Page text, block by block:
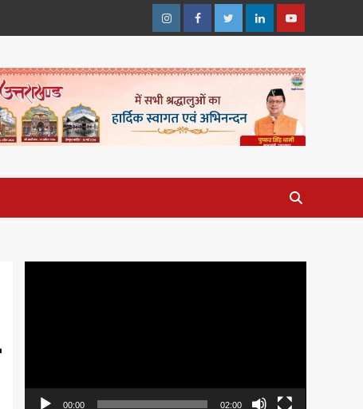
InstagramFacebookTwitterLinkedinYoutube
00:00 02:00